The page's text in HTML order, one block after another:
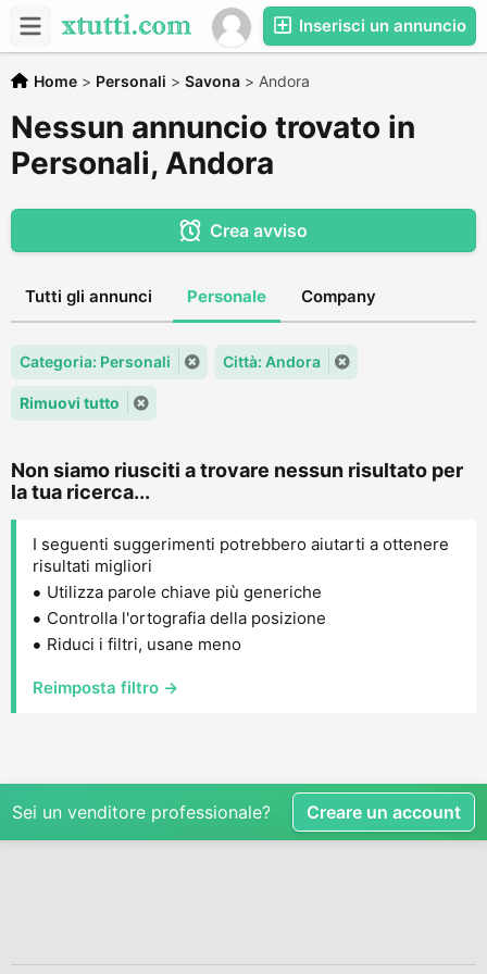
Inserisci un annuncio
Home > Personali > Savona > Andora
Nessun annuncio trovato in
Personali, Andora
Crea avviso
Tutti gli annunci Personale Company
Categoria: Personali Città: Andora
Rimuovi tutto
Non siamo riusciti a trovare nessun risultato per
la tua ricerca...
I seguenti suggerimenti potrebbero aiutarti a ottenere
risultati migliori
Utilizza parole chiave più generiche
Controlla l'ortografia della posizione
Riduci i filtri, usane meno
Reimposta filtro →
Sei un venditore professionale? Creare un account